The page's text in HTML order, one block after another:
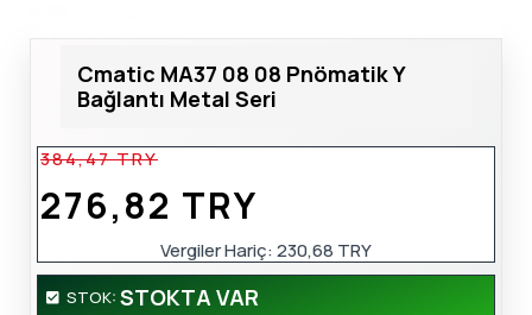
Cmatic MA37 08 08 Pnömatik Y
Bağlantı Metal Seri
STOK: STOKTA VAR
276,82 TRY
384,47 TRY
Vergiler Hariç: 230,68 TRY